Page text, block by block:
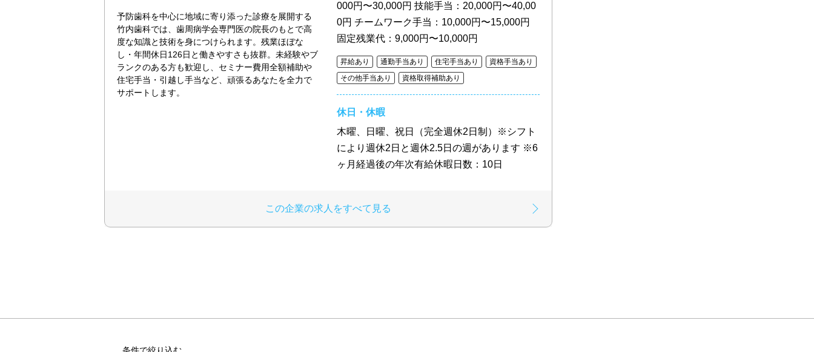
予防歯科を中心に地域に寄り添った診療を展開する
竹内歯科では、歯周病学会専門医の院長のもとで高
度な知識と技術を身につけられます。残業ほぼな
し・年間休日126日と働きやすさも抜群。未経験やブ
ランクのある方も歓迎し、セミナー費用全額補助や
住宅手当・引越し手当など、頑張るあなたを全力で
サポートします。
000円〜30,000円 技能手当：20,000円〜40,00
0円 チームワーク手当：10,000円〜15,000円
固定残業代：9,000円〜10,000円
昇給あり 通勤手当あり 住宅手当あり
資格手当あり
その他手当あり
資格取得補助あり
休日・休暇
木曜、日曜、祝日（完全週休2日制）※シフト
により週休2日と週休2.5日の週があります ※6
ヶ月経過後の年次有給休暇日数：10日
この企業の求人をすべて見る
条件で絞り込む